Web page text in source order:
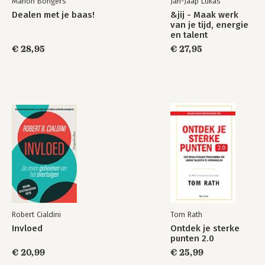
-Remmers
-Opdracht
-Persoonlijkheidscategorieën
-De samenwerking tussen jou en je leidinggevende of collega
-Opdracht
6. Verschillende persoonlijkheidstrekken uitgelicht
-Verschillende persoonlijkheidstrekken herkennen
-De dwangmatige persoonlijkheid
-De narcistische persoonlijkheid
-De paranoïde persoonlijkheid
-De passief-agressieve persoonlijkheid
-De ontwijkende persoonlijkheid
-De afhankelijke persoonlijkheid
-Opdracht
Dealen met je baas!
€ 28,95
&jij - Maak werk
van je tijd, energie
en talent
€ 27,95
Robert Cialdini
Invloed
€ 20,99
Tom Rath
Ontdek je sterke
punten 2.0
€ 25,99